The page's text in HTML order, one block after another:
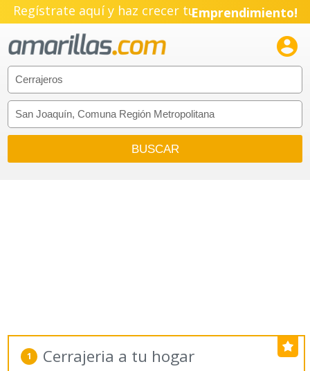
Regístrate aquí y haz crecer tuEmprendimiento!

1 Cerrajeria a tu hogar